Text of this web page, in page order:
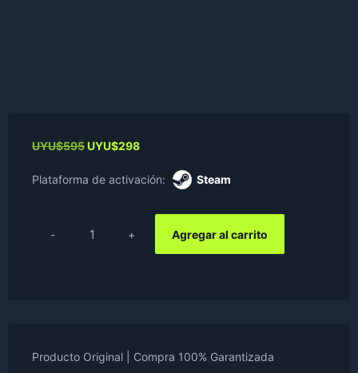
UYU$595Original
was:
UYU$298Current
is:
Plataforma de activación: Steam
Kingdom
Wars
Agregar al carrito
Producto Original | Compra 100% Garantizada